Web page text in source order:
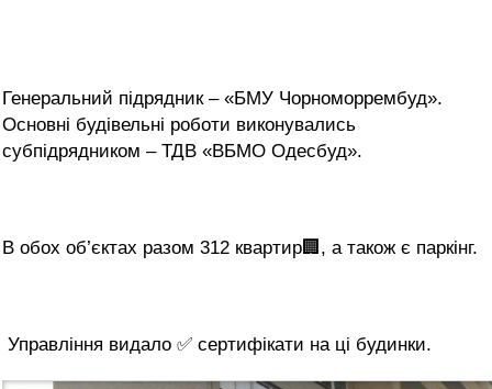
Генеральний підрядник – «БМУ Чорноморрембуд».
Основні будівельні роботи виконувались
субпідрядником – ТДВ «ВБМО Одесбуд».
В обох об’єктах разом 312 квартир🏢, а також є паркінг.
Управління видало ✅ сертифікати на ці будинки.